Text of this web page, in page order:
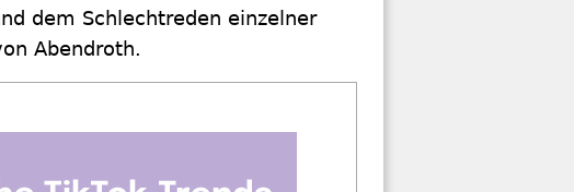
dem Schlechtreden einzelner
Abendroth.